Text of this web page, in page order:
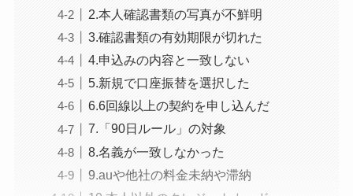
2.本人確認書類の写真が不鮮明
3.確認書類の有効期限が切れた
4.申込みの内容と一致しない
5.新規で口座振替を選択した
6.6回線以上の契約を申し込んだ
7.「90日ルール」の対象
8.名義が一致しなかった
9.auや他社の料金未納や滞納